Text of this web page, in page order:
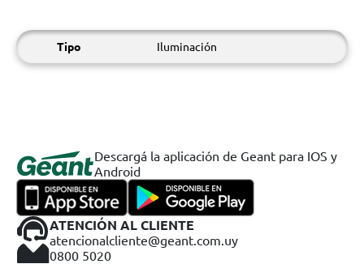
Tipo Iluminación
Descargá la aplicación de Geant para IOS y
Android
ATENCIÓN AL CLIENTE
atencionalcliente@geant.com.uy
0800 5020